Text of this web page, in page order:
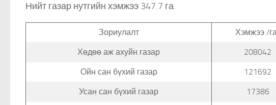
Нийт газар нутгийн хэмжээ 347.7 га.
Зориулалт Хэмжээ /
Хөдөө аж ахуйн газар 208042
Ойн сан бүхий газар 121692
Усан сан бүхий газар 17386